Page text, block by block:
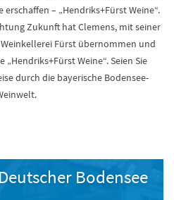
– „Hendriks+Fürst Weine“.
Zukunft hat Clemens, mit seiner
Fürst übernommen und
„Hendriks+Fürst Weine“. Seien Sie
durch die bayerische Bodensee-
Bodensee